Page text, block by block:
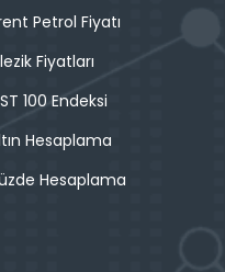
Petrol Fiyatı
Fiyatları
100 Endeksi
Hesaplama
Hesaplama